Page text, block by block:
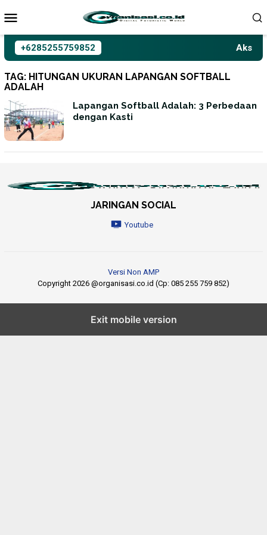
ke
+6285255759852
TAG: HITUNGAN UKURAN LAPANGAN SOFTBALL
ADALAH
Lapangan Softball Adalah: 3 Perbedaan
dengan Kasti
JARINGAN SOCIAL
Youtube
Versi Non AMP
Copyright 2026 @organisasi.co.id (Cp: 085 255 759 852)
Exit mobile version